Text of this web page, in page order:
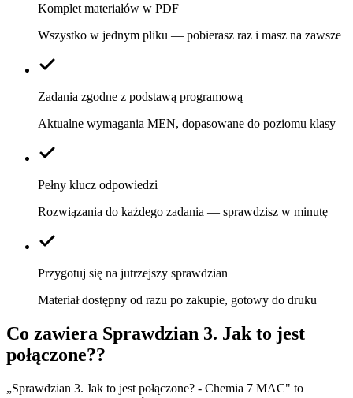
Komplet materiałów w PDF
Wszystko w jednym pliku — pobierasz raz i masz na zawsze
Zadania zgodne z podstawą programową
Aktualne wymagania MEN, dopasowane do poziomu klasy
Pełny klucz odpowiedzi
Rozwiązania do każdego zadania — sprawdzisz w minutę
Przygotuj się na jutrzejszy sprawdzian
Materiał dostępny od razu po zakupie, gotowy do druku
Co zawiera Sprawdzian 3. Jak to jest
połączone??
„Sprawdzian 3. Jak to jest połączone? - Chemia 7 MAC" to